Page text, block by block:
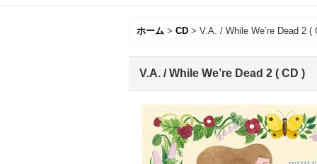
ホーム > CD > V.A. / While We’re Dead 2 (
V.A. / While We’re Dead 2 ( CD )